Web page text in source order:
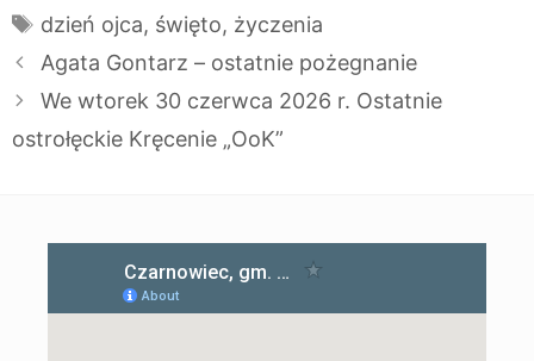
Tagi
dzień ojca, święto, życzenia
Agata Gontarz – ostatnie pożegnanie
We wtorek 30 czerwca 2026 r. Ostatnie
ostrołęckie Kręcenie „OoK”